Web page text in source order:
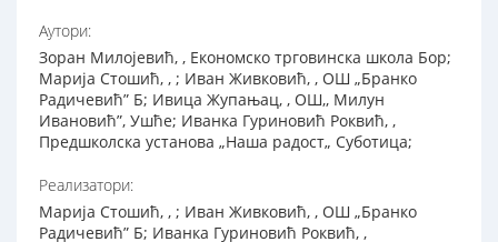
Аутори:
Зоран Милојевић, , Економско трговинска школа Бор;
Марија Стошић, , ; Иван Живковић, , ОШ „Бранко
Радичевић” Б; Ивица Жупањац, , ОШ,, Милун
Ивановић”, Ушће; Иванка Гуриновић Роквић, ,
Предшколска установа „Наша радост„ Суботица;
Реализатори:
Марија Стошић, , ; Иван Живковић, , ОШ „Бранко
Радичевић” Б; Иванка Гуриновић Роквић, ,